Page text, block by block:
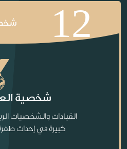
12
شخصية
القيادات والشخصيات
كبيرة في إحداث